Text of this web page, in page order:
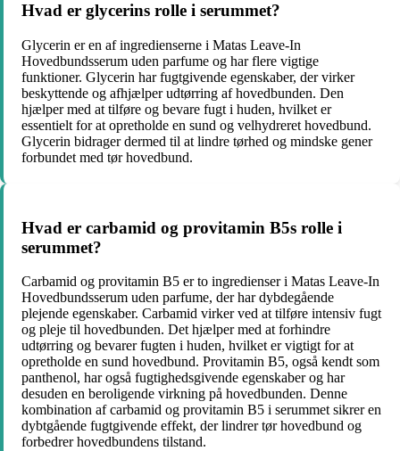
Hvad er glycerins rolle i serummet?
Glycerin er en af ingredienserne i Matas Leave-In
Hovedbundsserum uden parfume og har flere vigtige
funktioner. Glycerin har fugtgivende egenskaber, der virker
beskyttende og afhjælper udtørring af hovedbunden. Den
hjælper med at tilføre og bevare fugt i huden, hvilket er
essentielt for at opretholde en sund og velhydreret hovedbund.
Glycerin bidrager dermed til at lindre tørhed og mindske gener
forbundet med tør hovedbund.
Hvad er carbamid og provitamin B5s rolle i
serummet?
Carbamid og provitamin B5 er to ingredienser i Matas Leave-In
Hovedbundsserum uden parfume, der har dybdegående
plejende egenskaber. Carbamid virker ved at tilføre intensiv fugt
og pleje til hovedbunden. Det hjælper med at forhindre
udtørring og bevarer fugten i huden, hvilket er vigtigt for at
opretholde en sund hovedbund. Provitamin B5, også kendt som
panthenol, har også fugtighedsgivende egenskaber og har
desuden en beroligende virkning på hovedbunden. Denne
kombination af carbamid og provitamin B5 i serummet sikrer en
dybtgående fugtgivende effekt, der lindrer tør hovedbund og
forbedrer hovedbundens tilstand.